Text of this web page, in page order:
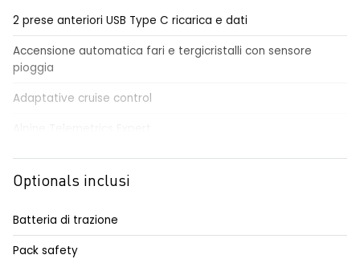
2 prese anteriori USB Type C ricarica e dati
Accensione automatica fari e tergicristalli con sensore
pioggia
Adaptative cruise control
Alpine-Portal 10.1”con Google integrato e premium audio
Devialet® + Alpine Drive Sound
Alzacristalli posteriori elettrici impulsionali
Optionals inclusi
Batteria di trazione
Pack safety